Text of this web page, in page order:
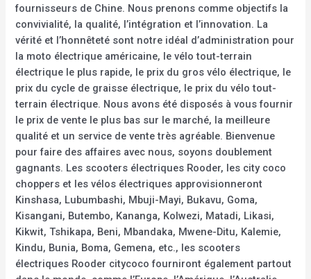
fournisseurs de Chine. Nous prenons comme objectifs la
convivialité, la qualité, l’intégration et l’innovation. La
vérité et l’honnêteté sont notre idéal d’administration pour
la moto électrique américaine, le vélo tout-terrain
électrique le plus rapide, le prix du gros vélo électrique, le
prix du cycle de graisse électrique, le prix du vélo tout-
terrain électrique. Nous avons été disposés à vous fournir
le prix de vente le plus bas sur le marché, la meilleure
qualité et un service de vente très agréable. Bienvenue
pour faire des affaires avec nous, soyons doublement
gagnants. Les scooters électriques Rooder, les city coco
choppers et les vélos électriques approvisionneront
Kinshasa, Lubumbashi, Mbuji-Mayi, Bukavu, Goma,
Kisangani, Butembo, Kananga, Kolwezi, Matadi, Likasi,
Kikwit, Tshikapa, Beni, Mbandaka, Mwene-Ditu, Kalemie,
Kindu, Bunia, Boma, Gemena, etc., les scooters
électriques Rooder citycoco fourniront également partout